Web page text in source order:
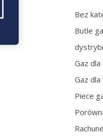
Bez
Butle
Gaz dla
Gaz
Piece